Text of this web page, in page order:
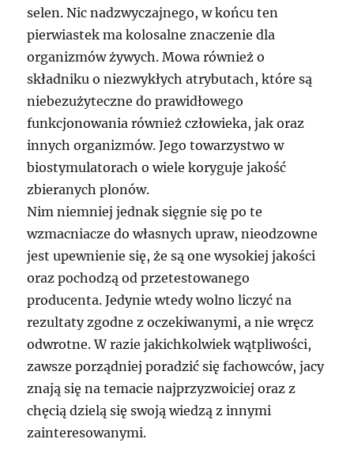
selen. Nic nadzwyczajnego, w końcu ten
pierwiastek ma kolosalne znaczenie dla
organizmów żywych. Mowa również o
składniku o niezwykłych atrybutach, które są
niebezużyteczne do prawidłowego
funkcjonowania również człowieka, jak oraz
innych organizmów. Jego towarzystwo w
biostymulatorach o wiele koryguje jakość
zbieranych plonów.
Nim niemniej jednak sięgnie się po te
wzmacniacze do własnych upraw, nieodzowne
jest upewnienie się, że są one wysokiej jakości
oraz pochodzą od przetestowanego
producenta. Jedynie wtedy wolno liczyć na
rezultaty zgodne z oczekiwanymi, a nie wręcz
odwrotne. W razie jakichkolwiek wątpliwości,
zawsze porządniej poradzić się fachowców, jacy
znają się na temacie najprzyzwoiciej oraz z
chęcią dzielą się swoją wiedzą z innymi
zainteresowanymi.